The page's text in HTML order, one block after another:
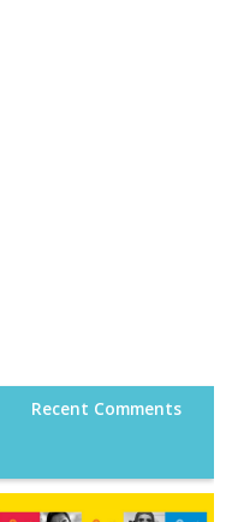
Recent Comments